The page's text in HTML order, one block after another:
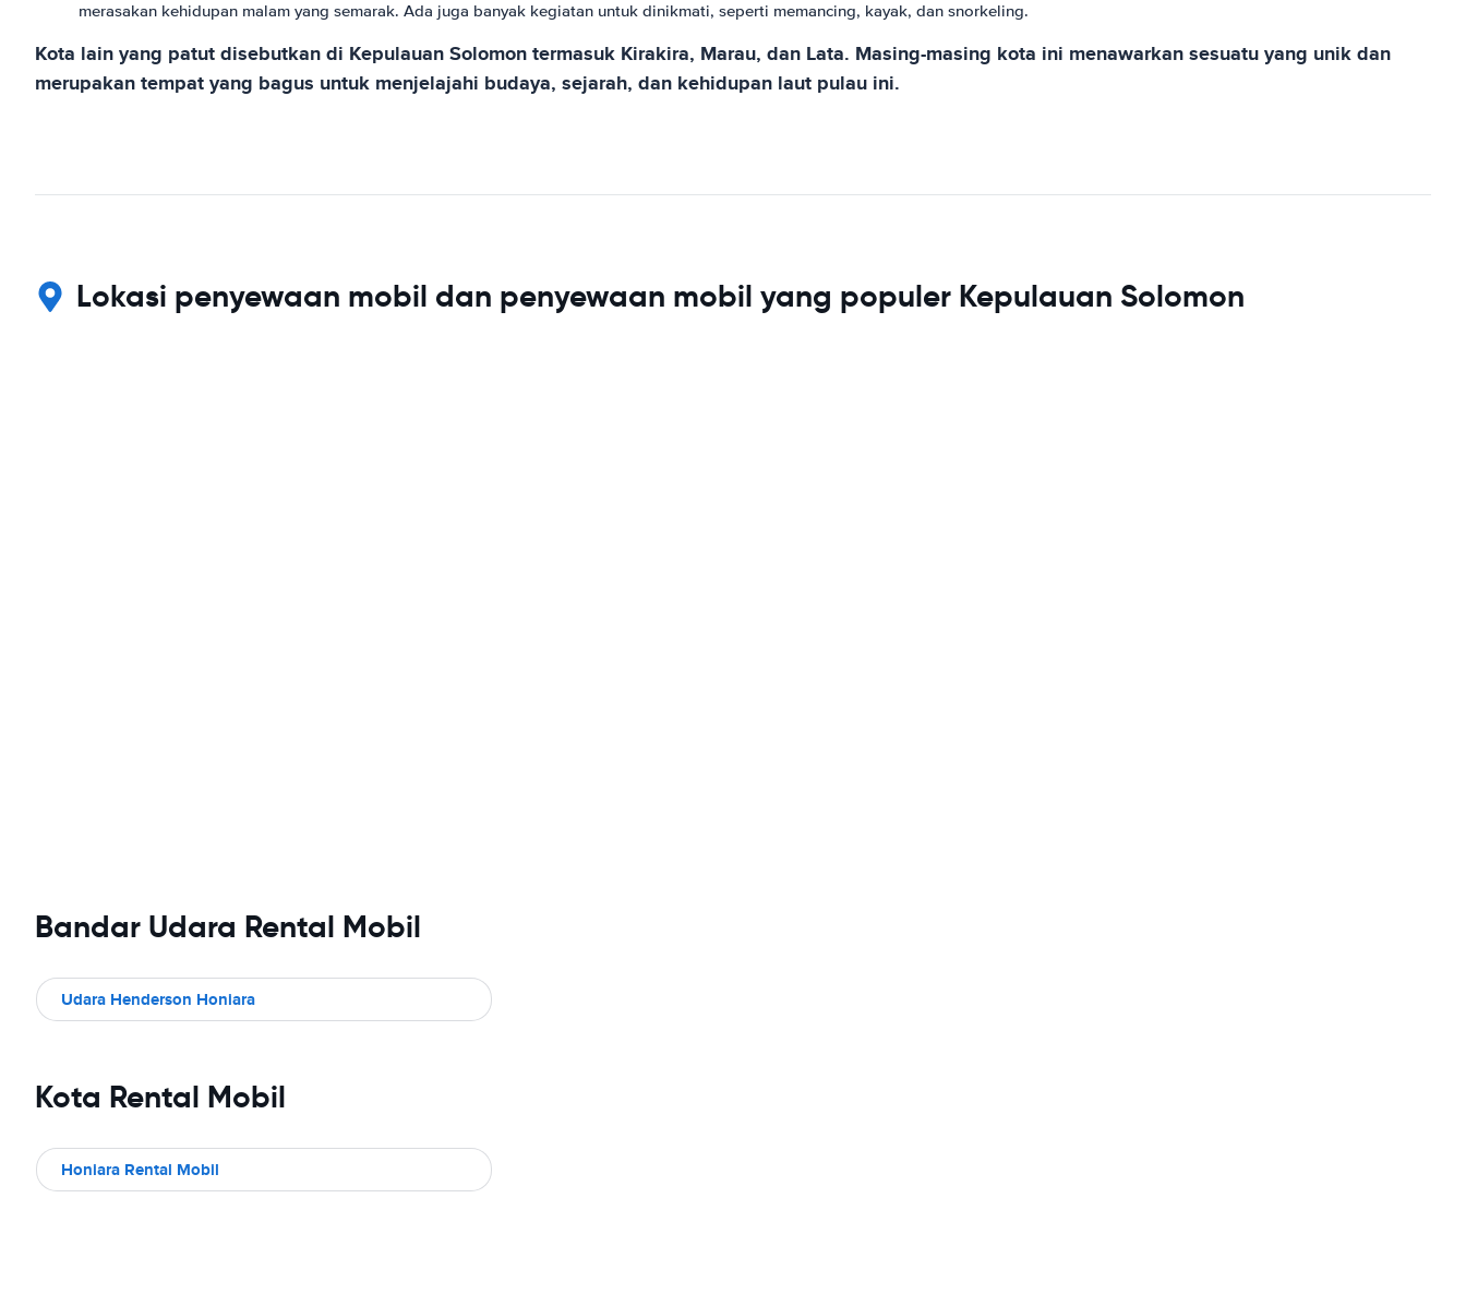
merasakan kehidupan malam yang semarak. Ada juga banyak kegiatan untuk dinikmati, seperti memancing, kayak, dan snorkeling.
Kota lain yang patut disebutkan di Kepulauan Solomon termasuk Kirakira, Marau, dan Lata. Masing-masing kota ini menawarkan sesuatu yang unik dan
merupakan tempat yang bagus untuk menjelajahi budaya, sejarah, dan kehidupan laut pulau ini.
Lokasi penyewaan mobil dan penyewaan mobil yang populer Kepulauan Solomon
Bandar Udara Rental Mobil
Udara Henderson Honiara
Kota Rental Mobil
Honiara Rental Mobil